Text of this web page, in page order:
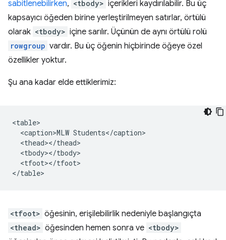
sabitlenebilirken, <tbody> içerikleri kaydırılabilir. Bu üç
kapsayıcı öğeden birine yerleştirilmeyen satırlar, örtülü
olarak <tbody> içine sarılır. Üçünün de aynı örtülü rolü
rowgroup vardır. Bu üç öğenin hiçbirinde öğeye özel
özellikler yoktur.
Şu ana kadar elde ettiklerimiz:
<table>
  <caption>MLW Students</caption>
  <thead></thead>
  <tbody></tbody>
  <tfoot></tfoot>
<tfoot> öğesinin, erişilebilirlik nedeniyle başlangıçta
<thead> öğesinden hemen sonra ve <tbody>